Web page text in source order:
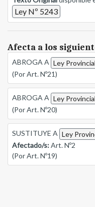
Ley Nº 5243
Afecta a los
ABROGA A Ley
(Por Art. Nº21)
ABROGA A Ley
(Por Art. Nº20)
SUSTITUYE A Ley
Afectado/s:Art. Nº2
(Por Art. Nº19)